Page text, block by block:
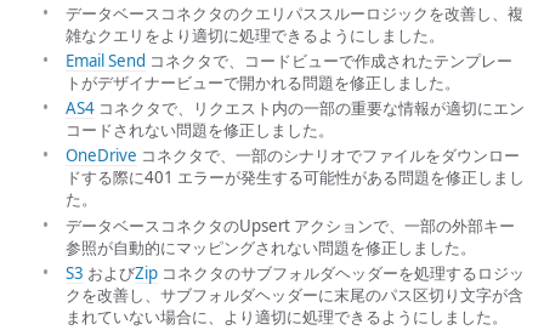
データベースコネクタのクエリパススルーロジックを改善し、複
雑なクエリをより適切に処理できるようにしました。
Email Send コネクタで、コードビューで作成されたテンプレー
トがデザイナービューで開かれる問題を修正しました。
AS4 コネクタで、リクエスト内の一部の重要な情報が適切にエン
コードされない問題を修正しました。
OneDrive コネクタで、一部のシナリオでファイルをダウンロー
ドする際に401 エラーが発生する可能性がある問題を修正しまし
た。
データベースコネクタのUpsert アクションで、一部の外部キー
参照が自動的にマッピングされない問題を修正しました。
S3 およびZip コネクタのサブフォルダヘッダーを処理するロジッ
クを改善し、サブフォルダヘッダーに末尾のパス区切り文字が含
まれていない場合に、より適切に処理できるようにしました。